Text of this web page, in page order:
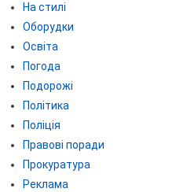
На стилі
Оборудки
Освіта
Погода
Подорожі
Політика
Поліція
Правові поради
Прокуратура
Реклама